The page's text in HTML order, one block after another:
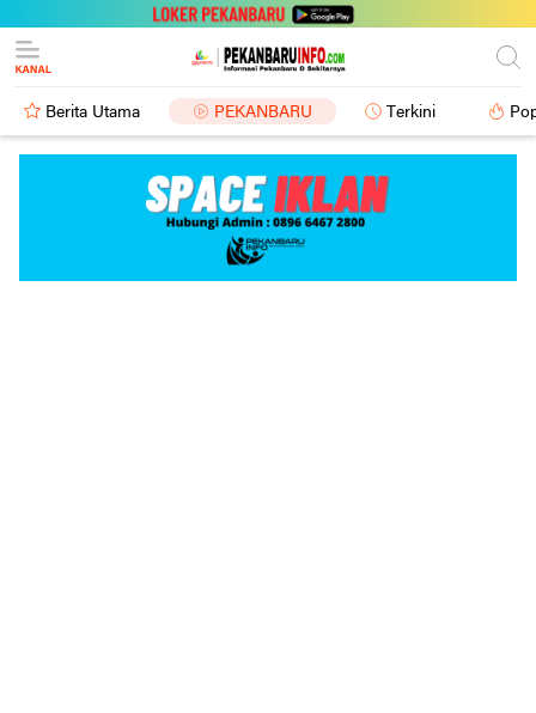
Berita Utama PEKANBARU Terkini